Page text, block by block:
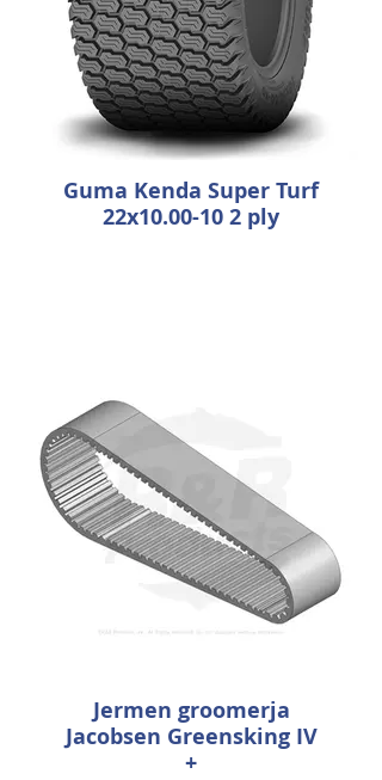
Guma Kenda Super Turf
22x10.00-10 2 ply
Jermen groomerja
Jacobsen Greensking IV
+